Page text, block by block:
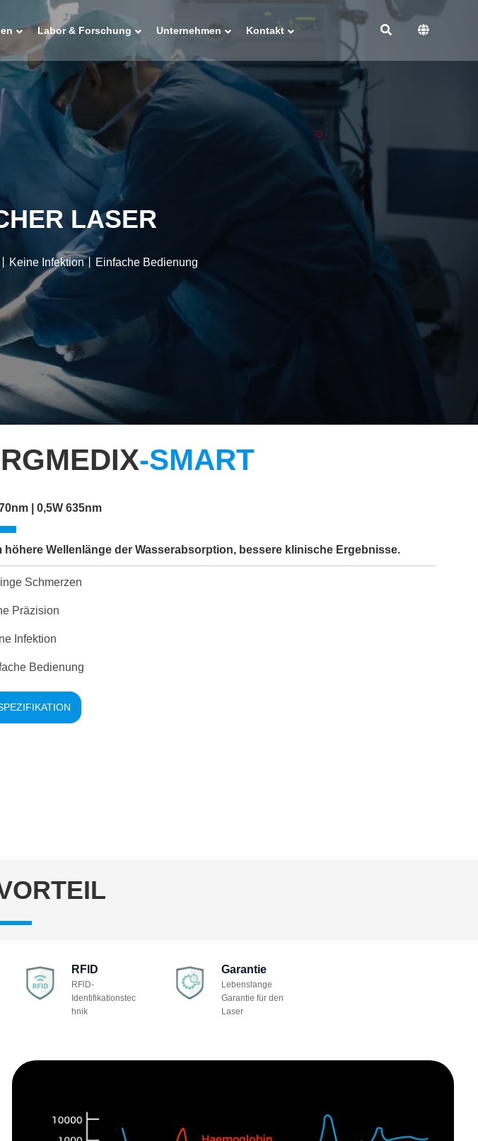
Labor & Forschung Unternehmen Kontakt
LASER
Keine Infektion丨Einfache Bedienung
-SMART
| 0,5W 635nm
höhere Wellenlänge der Wasserabsorption, bessere klinische Ergebnisse.
Schmerzen
Präzision
Infektion
Bedienung
RFlD
RFlD-
Identifikationstec
hnik
Garantie
Lebenslange
Garantie für den
Laser